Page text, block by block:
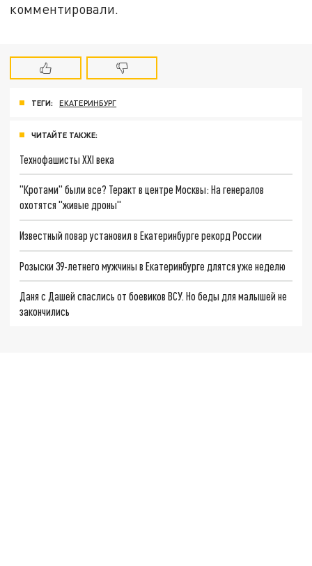
комментировали.
ТЕГИ: ЕКАТЕРИНБУРГ
ЧИТАЙТЕ ТАКЖЕ:
Технофашисты XXI века
"Кротами" были все? Теракт в центре Москвы: На генералов
охотятся "живые дроны"
Известный повар установил в Екатеринбурге рекорд России
Розыски 39-летнего мужчины в Екатеринбурге длятся уже неделю
Даня с Дашей спаслись от боевиков ВСУ. Но беды для малышей не
закончились